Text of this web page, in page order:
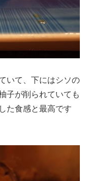
いて、下にはシソの
子が削られていても
た食感と最高です